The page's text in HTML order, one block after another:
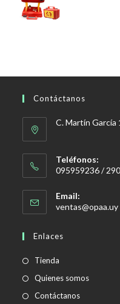
Contáctanos
C. Martín
Teléfonos:
095959236 /
Email:
ventas@opaa.uy
Enlaces
Tienda
Quienes somos
Contáctanos